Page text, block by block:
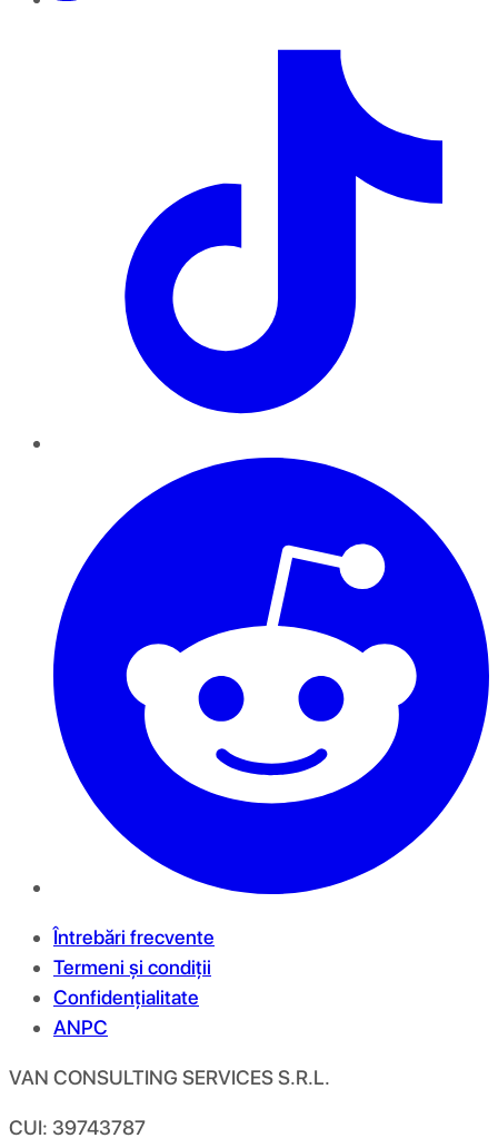
Întrebări frecvente
Termeni și condiții
Confidențialitate
ANPC
VAN CONSULTING SERVICES S.R.L.
CUI: 39743787